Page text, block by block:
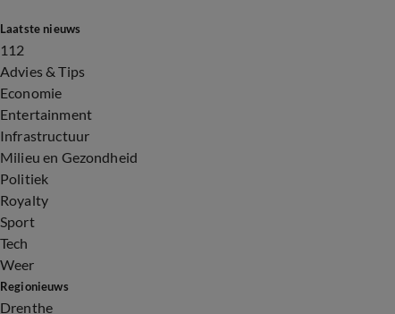
Laatste nieuws
112
Advies & Tips
Economie
Entertainment
Infrastructuur
Milieu en Gezondheid
Politiek
Royalty
Sport
Tech
Weer
Regionieuws
Drenthe